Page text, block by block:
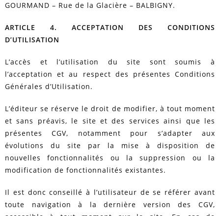
GOURMAND – Rue de la Glacière – BALBIGNY.
ARTICLE 4. ACCEPTATION DES CONDITIONS
D’UTILISATION
L’accès et l’utilisation du site sont soumis à
l’acceptation et au respect des présentes Conditions
Générales d’Utilisation.
L’éditeur se réserve le droit de modifier, à tout moment
et sans préavis, le site et des services ainsi que les
présentes CGV, notamment pour s’adapter aux
évolutions du site par la mise à disposition de
nouvelles fonctionnalités ou la suppression ou la
modification de fonctionnalités existantes.
Il est donc conseillé à l’utilisateur de se référer avant
toute navigation à la dernière version des CGV,